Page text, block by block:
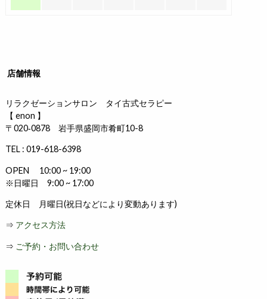
店舗情報
リラクゼーションサロン タイ古式セラピー
【 enon 】
〒020‐0878 岩手県盛岡市肴町10-8
TEL : 019-618-6398
OPEN 10:00 ~ 19:00
※日曜日 9:00 ~ 17:00
定休日 月曜日(祝日などにより変動あります)
⇒ アクセス方法
⇒ ご予約・お問い合わせ